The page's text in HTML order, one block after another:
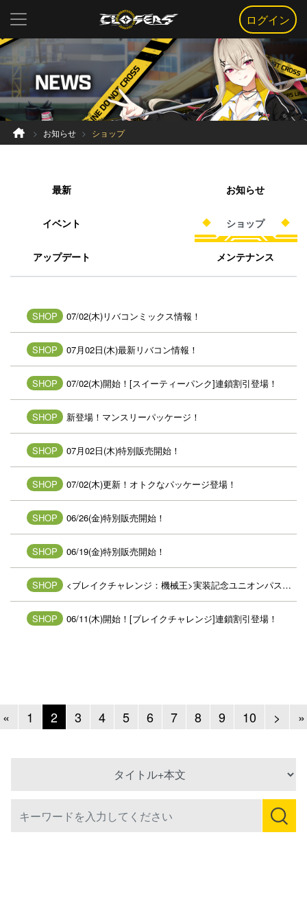
ログイン
お知らせ ショップ
最新 お知らせ
イベント ショップ
アップデート メンテナンス
SHOP 07/02(木)リバコンミックス情報！
SHOP 07月02日(木)最新リバコン情報！
SHOP 07/02(木)開始！[スイーティーパンク]連鎖割引登場！
SHOP 新登場！マンスリーパッケージ！
SHOP 07月02日(木)特別販売開始！
SHOP 07/02(木)更新！オトクなパッケージ登場！
SHOP 06/26(金)特別販売開始！
SHOP 06/19(金)特別販売開始！
SHOP <ブレイクチャレンジ：機械王>実装記念ユニオンパス登場！
SHOP 06/11(木)開始！[ブレイクチャレンジ]連鎖割引登場！
«Previous
1 2 3 4 5 6 7 8 9 10 > Next
»